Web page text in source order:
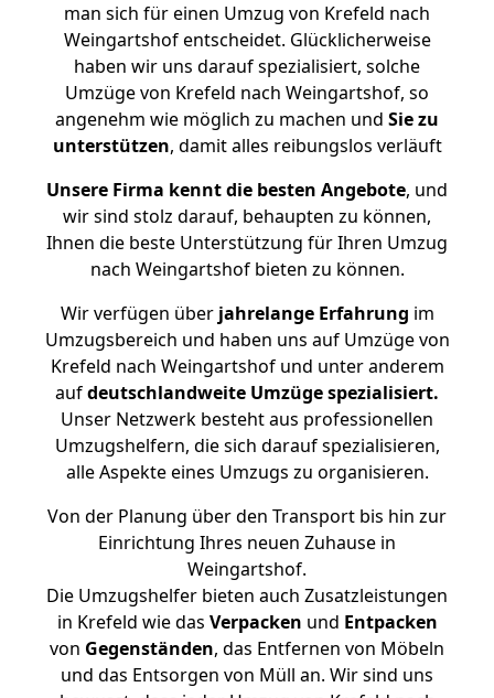
man sich für einen Umzug von Krefeld nach
Weingartshof entscheidet. Glücklicherweise
haben wir uns darauf spezialisiert, solche
Umzüge von Krefeld nach Weingartshof, so
angenehm wie möglich zu machen und Sie zu
unterstützen, damit alles reibungslos verläuft
Unsere Firma kennt die besten Angebote, und
wir sind stolz darauf, behaupten zu können,
Ihnen die beste Unterstützung für Ihren Umzug
nach Weingartshof bieten zu können.
Wir verfügen überjahrelange Erfahrung im
Umzugsbereich und haben uns auf Umzüge von
Krefeld nach Weingartshof und unter anderem
aufdeutschlandweite Umzüge spezialisiert.
Unser Netzwerk besteht aus professionellen
Umzugshelfern, die sich darauf spezialisieren,
alle Aspekte eines Umzugs zu organisieren.
Von der Planung über den Transport bis hin zur
Einrichtung Ihres neuen Zuhause in
Weingartshof.
Die Umzugshelfer bieten auch Zusatzleistungen
in Krefeld wie das Verpacken und Entpacken
von Gegenständen, das Entfernen von Möbeln
und das Entsorgen von Müll an. Wir sind uns